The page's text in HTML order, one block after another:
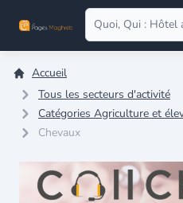
Accueil
Tous les secteurs d'activité
Catégories Agriculture et
Chevaux